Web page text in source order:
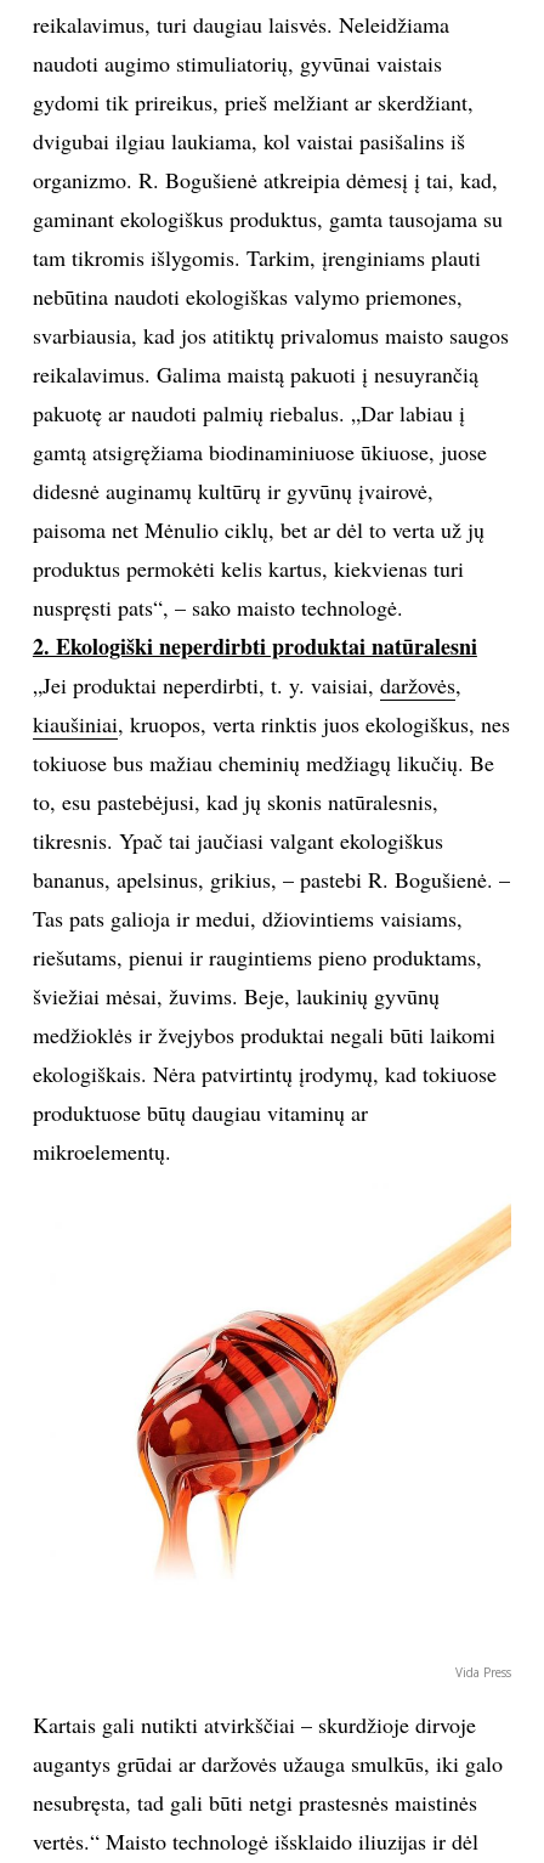
reikalavimus, turi daugiau laisvės. Neleidžiama
naudoti augimo stimuliatorių, gyvūnai vaistais
gydomi tik prireikus, prieš melžiant ar skerdžiant,
dvigubai ilgiau laukiama, kol vaistai pasišalins iš
organizmo. R. Bogušienė atkreipia dėmesį į tai, kad,
gaminant ekologiškus produktus, gamta tausojama su
tam tikromis išlygomis. Tarkim, įrenginiams plauti
nebūtina naudoti ekologiškas valymo priemones,
svarbiausia, kad jos atitiktų privalomus maisto saugos
reikalavimus. Galima maistą pakuoti į nesuyrančią
pakuotę ar naudoti palmių riebalus. „Dar labiau į
gamtą atsigręžiama biodinaminiuose ūkiuose, juose
didesnė auginamų kultūrų ir gyvūnų įvairovė,
paisoma net Mėnulio ciklų, bet ar dėl to verta už jų
produktus permokėti kelis kartus, kiekvienas turi
nuspręsti pats“, – sako maisto technologė.
2. Ekologiški neperdirbti produktai natūralesni
„Jei produktai neperdirbti, t. y. vaisiai, daržovės,
kiaušiniai, kruopos, verta rinktis juos ekologiškus, nes
tokiuose bus mažiau cheminių medžiagų likučių. Be
to, esu pastebėjusi, kad jų skonis natūralesnis,
tikresnis. Ypač tai jaučiasi valgant ekologiškus
bananus, apelsinus, grikius, – pastebi R. Bogušienė. –
Tas pats galioja ir medui, džiovintiems vaisiams,
riešutams, pienui ir raugintiems pieno produktams,
šviežiai mėsai, žuvims. Beje, laukinių gyvūnų
medžioklės ir žvejybos produktai negali būti laikomi
ekologiškais. Nėra patvirtintų įrodymų, kad tokiuose
produktuose būtų daugiau vitaminų ar
mikroelementų.
Vida Press
Kartais gali nutikti atvirkščiai – skurdžioje dirvoje
augantys grūdai ar daržovės užauga smulkūs, iki galo
nesubręsta, tad gali būti netgi prastesnės maistinės
vertės.“ Maisto technologė išsklaido iliuzijas ir dėl